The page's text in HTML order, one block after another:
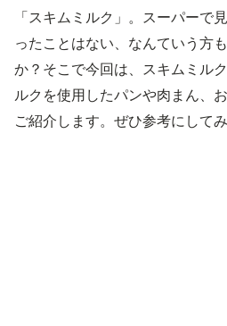
「スキムミルク」。スーパーで
ったことはない、なんていう方
か？そこで今回は、スキムミル
ルクを使用したパンや肉まん、
ご紹介します。ぜひ参考にして